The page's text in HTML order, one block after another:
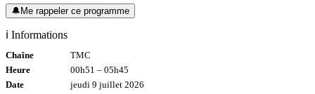
🔔Me rappeler ce programme
ℹ️ Informations
Chaîne
TMC
Heure
00h51 – 05h45
Date
jeudi 9 juillet 2026